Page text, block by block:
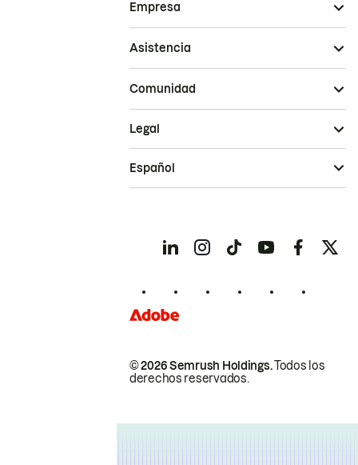
Empresa
Asistencia
Comunidad
© 2026 Semrush Holdings.Todos los
derechos reservados.
Legal
Español